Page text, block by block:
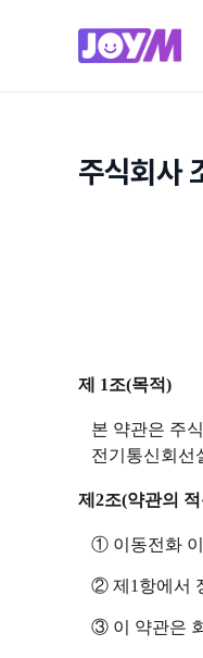
주식회사
제 1조(목적)
본 약관은 주
전기통신회선
제2조(약관의
① 이동전화 이
② 제1항에서
③ 이 약관은